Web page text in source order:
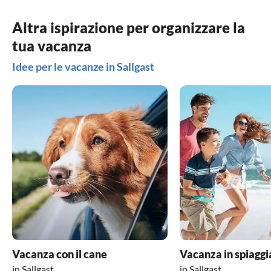
Altra ispirazione per organizzare la
tua vacanza
Idee per le vacanze in Sallgast
Vacanza con il cane Vacanza in